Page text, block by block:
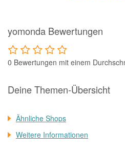
Pets Deli
SNIPES
Click & Boat
XXXLutz
BADER
yomonda Bewertungen
0 Bewertungen mit einem
Deine Themen-Übersicht
Ähnliche Shops
Weitere Informationen